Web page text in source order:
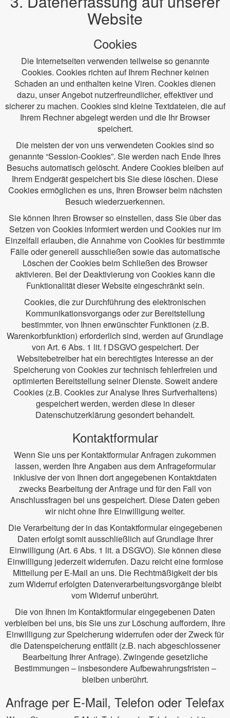
Website
Cookies
Die Internetseiten verwenden teilweise so genannte
Cookies. Cookies richten auf Ihrem Rechner keinen
Schaden an und enthalten keine Viren. Cookies dienen
dazu, unser Angebot nutzerfreundlicher, effektiver und
sicherer zu machen. Cookies sind kleine Textdateien, die auf
Ihrem Rechner abgelegt werden und die Ihr Browser
speichert.
Die meisten der von uns verwendeten Cookies sind so
genannte “Session-Cookies”. Sie werden nach Ende Ihres
Besuchs automatisch gelöscht. Andere Cookies bleiben auf
Ihrem Endgerät gespeichert bis Sie diese löschen. Diese
Cookies ermöglichen es uns, Ihren Browser beim nächsten
Besuch wiederzuerkennen.
Sie können Ihren Browser so einstellen, dass Sie über das
Setzen von Cookies informiert werden und Cookies nur im
Einzelfall erlauben, die Annahme von Cookies für bestimmte
Fälle oder generell ausschließen sowie das automatische
Löschen der Cookies beim Schließen des Browser
aktivieren. Bei der Deaktivierung von Cookies kann die
Funktionalität dieser Website eingeschränkt sein.
Cookies, die zur Durchführung des elektronischen
Kommunikationsvorgangs oder zur Bereitstellung
bestimmter, von Ihnen erwünschter Funktionen (z.B.
Warenkorbfunktion) erforderlich sind, werden auf Grundlage
von Art. 6 Abs. 1 lit. f DSGVO gespeichert. Der
Websitebetreiber hat ein berechtigtes Interesse an der
Speicherung von Cookies zur technisch fehlerfreien und
optimierten Bereitstellung seiner Dienste. Soweit andere
Cookies (z.B. Cookies zur Analyse Ihres Surfverhaltens)
gespeichert werden, werden diese in dieser
Datenschutzerklärung gesondert behandelt.
Kontaktformular
Wenn Sie uns per Kontaktformular Anfragen zukommen
lassen, werden Ihre Angaben aus dem Anfrageformular
inklusive der von Ihnen dort angegebenen Kontaktdaten
zwecks Bearbeitung der Anfrage und für den Fall von
Anschlussfragen bei uns gespeichert. Diese Daten geben
wir nicht ohne Ihre Einwilligung weiter.
Die Verarbeitung der in das Kontaktformular eingegebenen
Daten erfolgt somit ausschließlich auf Grundlage Ihrer
Einwilligung (Art. 6 Abs. 1 lit. a DSGVO). Sie können diese
Einwilligung jederzeit widerrufen. Dazu reicht eine formlose
Mitteilung per E-Mail an uns. Die Rechtmäßigkeit der bis
zum Widerruf erfolgten Datenverarbeitungsvorgänge bleibt
vom Widerruf unberührt.
Die von Ihnen im Kontaktformular eingegebenen Daten
verbleiben bei uns, bis Sie uns zur Löschung auffordern, Ihre
Einwilligung zur Speicherung widerrufen oder der Zweck für
die Datenspeicherung entfällt (z.B. nach abgeschlossener
Bearbeitung Ihrer Anfrage). Zwingende gesetzliche
Bestimmungen – insbesondere Aufbewahrungsfristen –
bleiben unberührt.
Anfrage per E-Mail, Telefon oder Telefax